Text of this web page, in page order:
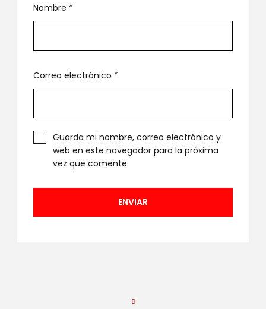
Nombre *
Correo electrónico *
Guarda mi nombre, correo electrónico y
web en este navegador para la próxima
vez que comente.